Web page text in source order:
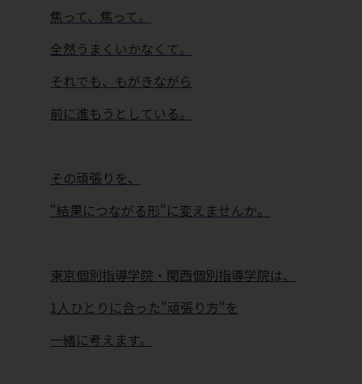
焦って、焦って。
全然うまくいかなくて。
それでも、もがきながら
前に進もうとしている。
その頑張りを、
"結果につながる形"に変えませんか。
東京個別指導学院・関西個別指導学院は、
1人ひとりに合った"頑張り方"を
一緒に考えます。